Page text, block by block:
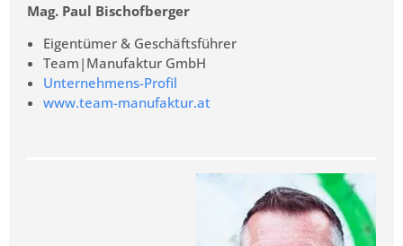
Mag. Paul Bischofberger
Eigentümer & Geschäftsführer
Team|Manufaktur GmbH
Unternehmens-Profil
www.team-manufaktur.at